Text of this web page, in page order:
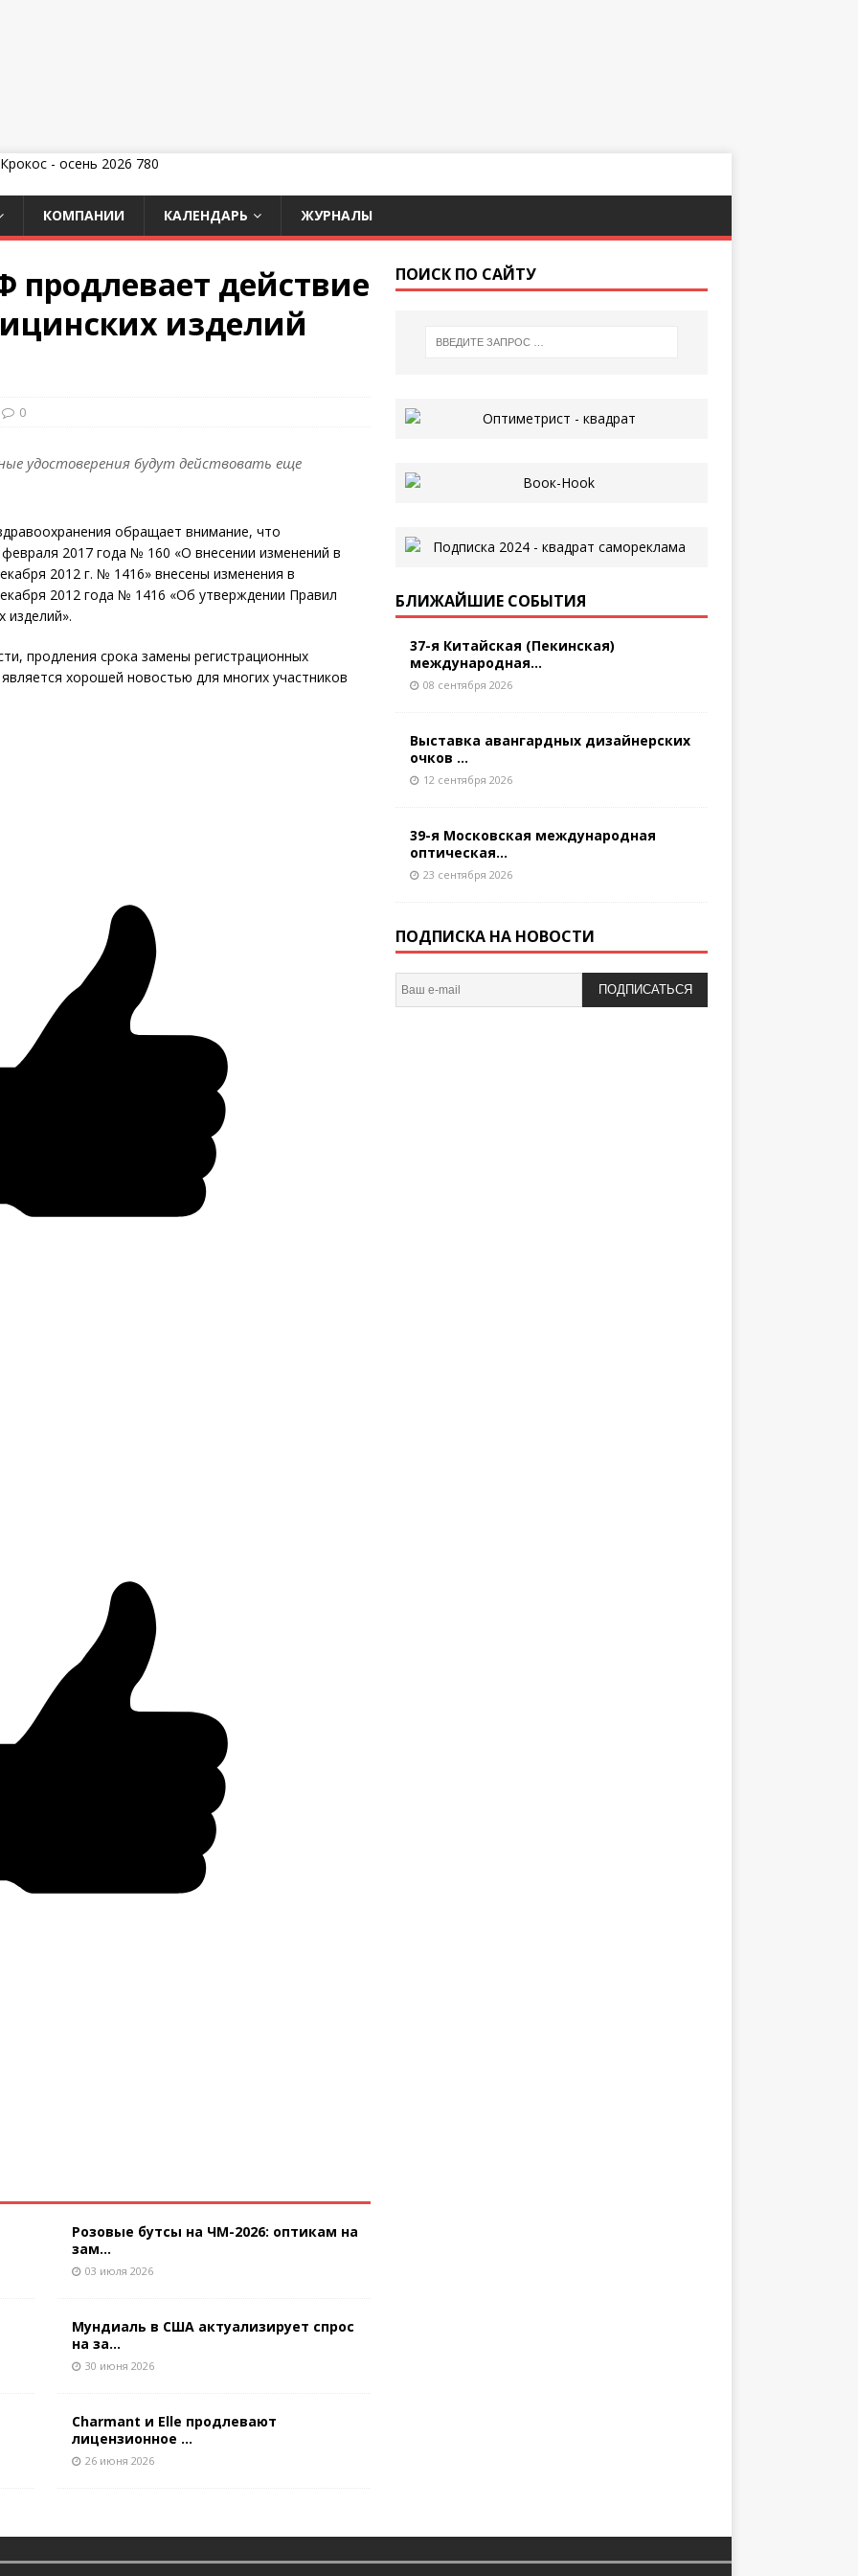
КОМПАНИИ КАЛЕНДАРЬ ЖУРНАЛЫ
продлевает действие
изделий
0
удостоверения будут действовать еще
обращает внимание, что
2017 года № 160 «О внесении изменений в
2012 г. № 1416» внесены изменения в
2012 года № 1416 «Об утверждении Правил
изделий».
продления срока замены регистрационных
хорошей новостью для многих участников
Розовые бутсы на ЧМ-2026: оптикам на
зам...
03 июля 2026
Мундиаль в США актуализирует спрос
на за...
30 июня 2026
Charmant и Elle продлевают
лицензионное ...
26 июня 2026
ПОИСК ПО САЙТУ
БЛИЖАЙШИЕ СОБЫТИЯ
37-я Китайская (Пекинская)
международная...
08 сентября 2026
Выставка авангардных дизайнерских
очков ...
12 сентября 2026
39-я Московская международная
оптическая...
23 сентября 2026
ПОДПИСКА НА НОВОСТИ
ПОДПИСАТЬСЯ